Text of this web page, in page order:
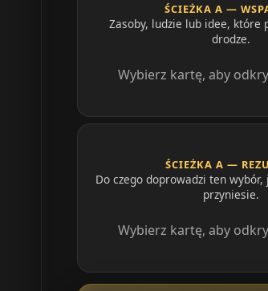
ŚCIEŻKA A —
Zasoby, ludzie lub idee, które
drodze.
Wybierz kartę, aby
ŚCIEŻKA A —
Do czego doprowadzi ten wybór,
przyniesie.
Wybierz kartę, aby